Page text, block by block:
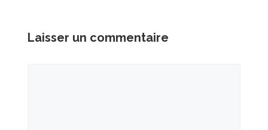
Laisser un commentaire